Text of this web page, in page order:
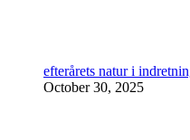
efterårets natur i
October 30, 2025